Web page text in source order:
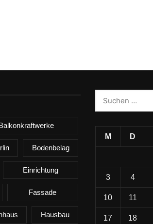
Bodenbelag
Einrichtung
Fassade
Hausbau
M D
3 4
10 11
17 18